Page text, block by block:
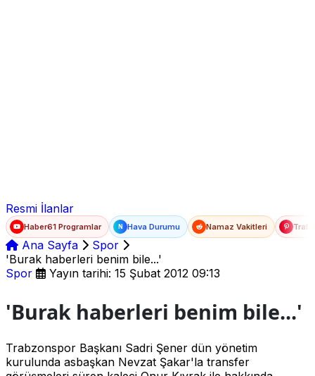
Resmi İlanlar
Haber61 Programlar N Hava Durumu Namaz Vakitleri
Ana Sayfa
Spor
'Burak haberleri benim bile...'
Spor
Yayın tarihi: 15 Şubat 2012 09:13
'Burak haberleri benim bile...'
Trabzonspor Başkanı Sadri Şener dün yönetim
kurulunda asbaşkan Nevzat Şakar'la transfer